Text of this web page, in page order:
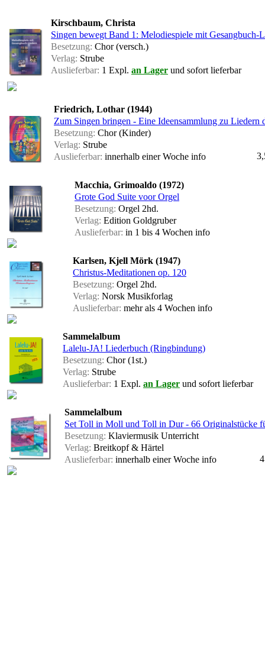
Kirschbaum, Christa
Singen bewegt Band 1: Melodiespiele mit Gesangbuch-
Besetzung: Chor (versch.)
Verlag: Strube
Auslieferbar: 1 Expl. an Lager und sofort lieferbar
Friedrich, Lothar (1944)
Zum Singen bringen - Eine Ideensammlung zu Liedern
Besetzung: Chor (Kinder)
Verlag: Strube
Auslieferbar: innerhalb einer Woche info
Macchia, Grimoaldo (1972)
Grote God Suite voor Orgel
Besetzung: Orgel 2hd.
Verlag: Edition Goldgruber
Auslieferbar: in 1 bis 4 Wochen info
Karlsen, Kjell Mörk (1947)
Christus-Meditationen op. 120
Besetzung: Orgel 2hd.
Verlag: Norsk Musikforlag
Auslieferbar: mehr als 4 Wochen info
Sammelalbum
Lalelu-JA! Liederbuch (Ringbindung)
Besetzung: Chor (1st.)
Verlag: Strube
Auslieferbar: 1 Expl. an Lager und sofort lieferbar
Sammelalbum
Set Toll in Moll und Toll in Dur - 66 Originalstücke
Besetzung: Klaviermusik Unterricht
Verlag: Breitkopf & Härtel
Auslieferbar: innerhalb einer Woche info